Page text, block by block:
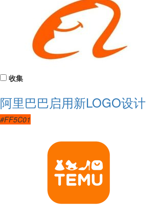
收集
阿里巴巴启用新LOGO设计
#FF5C01